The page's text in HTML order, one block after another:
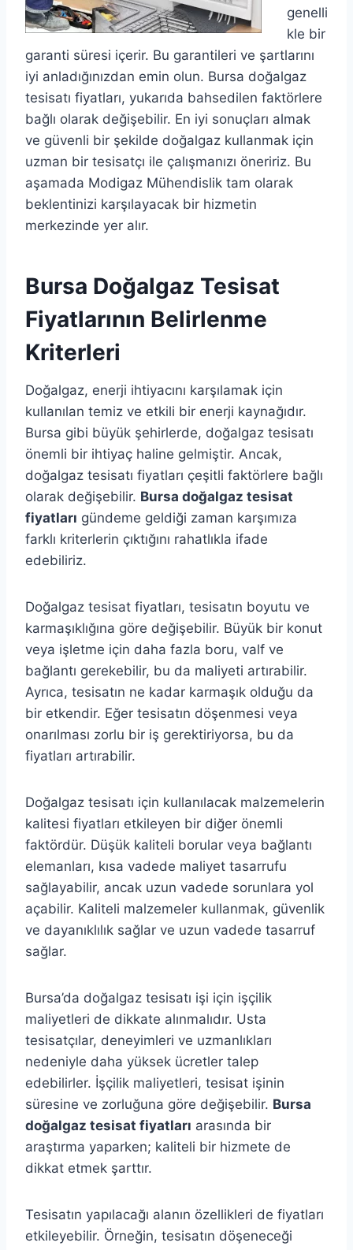
genelli
kle bir
garanti süresi içerir. Bu garantileri ve şartlarını
iyi anladığınızdan emin olun. Bursa doğalgaz
tesisatı fiyatları, yukarıda bahsedilen faktörlere
bağlı olarak değişebilir. En iyi sonuçları almak
ve güvenli bir şekilde doğalgaz kullanmak için
uzman bir tesisatçı ile çalışmanızı öneririz. Bu
aşamada Modigaz Mühendislik tam olarak
beklentinizi karşılayacak bir hizmetin
merkezinde yer alır.
Bursa Doğalgaz Tesisat
Fiyatlarının Belirlenme
Kriterleri
Doğalgaz, enerji ihtiyacını karşılamak için
kullanılan temiz ve etkili bir enerji kaynağıdır.
Bursa gibi büyük şehirlerde, doğalgaz tesisatı
önemli bir ihtiyaç haline gelmiştir. Ancak,
doğalgaz tesisatı fiyatları çeşitli faktörlere bağlı
olarak değişebilir. Bursa doğalgaz tesisat
fiyatları gündeme geldiği zaman karşımıza
farklı kriterlerin çıktığını rahatlıkla ifade
edebiliriz.
Doğalgaz tesisat fiyatları, tesisatın boyutu ve
karmaşıklığına göre değişebilir. Büyük bir konut
veya işletme için daha fazla boru, valf ve
bağlantı gerekebilir, bu da maliyeti artırabilir.
Ayrıca, tesisatın ne kadar karmaşık olduğu da
bir etkendir. Eğer tesisatın döşenmesi veya
onarılması zorlu bir iş gerektiriyorsa, bu da
fiyatları artırabilir.
Doğalgaz tesisatı için kullanılacak malzemelerin
kalitesi fiyatları etkileyen bir diğer önemli
faktördür. Düşük kaliteli borular veya bağlantı
elemanları, kısa vadede maliyet tasarrufu
sağlayabilir, ancak uzun vadede sorunlara yol
açabilir. Kaliteli malzemeler kullanmak, güvenlik
ve dayanıklılık sağlar ve uzun vadede tasarruf
sağlar.
Bursa’da doğalgaz tesisatı işi için işçilik
maliyetleri de dikkate alınmalıdır. Usta
tesisatçılar, deneyimleri ve uzmanlıkları
nedeniyle daha yüksek ücretler talep
edebilirler. İşçilik maliyetleri, tesisat işinin
süresine ve zorluğuna göre değişebilir. Bursa
doğalgaz tesisat fiyatları arasında bir
araştırma yaparken; kaliteli bir hizmete de
dikkat etmek şarttır.
Tesisatın yapılacağı alanın özellikleri de fiyatları
etkileyebilir. Örneğin, tesisatın döşeneceği